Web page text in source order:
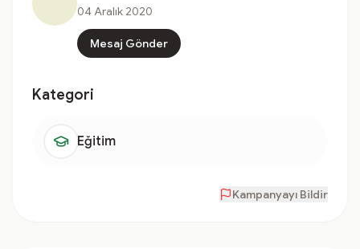
04 Aralık 2020
Mesaj Gönder
Kategori
Eğitim
Kampanyayı Bildir